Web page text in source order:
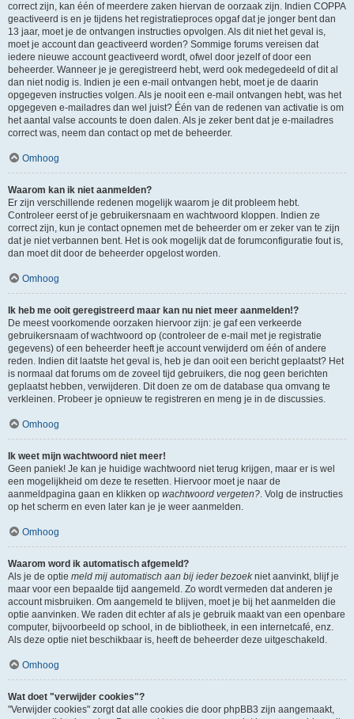
correct zijn, kan één of meerdere zaken hiervan de oorzaak zijn. Indien COPPA
geactiveerd is en je tijdens het registratieproces opgaf dat je jonger bent dan
13 jaar, moet je de ontvangen instructies opvolgen. Als dit niet het geval is,
moet je account dan geactiveerd worden? Sommige forums vereisen dat
iedere nieuwe account geactiveerd wordt, ofwel door jezelf of door een
beheerder. Wanneer je je geregistreerd hebt, werd ook medegedeeld of dit al
dan niet nodig is. Indien je een e-mail ontvangen hebt, moet je de daarin
opgegeven instructies volgen. Als je nooit een e-mail ontvangen hebt, was het
opgegeven e-mailadres dan wel juist? Één van de redenen van activatie is om
het aantal valse accounts te doen dalen. Als je zeker bent dat je e-mailadres
correct was, neem dan contact op met de beheerder.
Omhoog
Waarom kan ik niet aanmelden?
Er zijn verschillende redenen mogelijk waarom je dit probleem hebt.
Controleer eerst of je gebruikersnaam en wachtwoord kloppen. Indien ze
correct zijn, kun je contact opnemen met de beheerder om er zeker van te zijn
dat je niet verbannen bent. Het is ook mogelijk dat de forumconfiguratie fout is,
dan moet dit door de beheerder opgelost worden.
Omhoog
Ik heb me ooit geregistreerd maar kan nu niet meer aanmelden!?
De meest voorkomende oorzaken hiervoor zijn: je gaf een verkeerde
gebruikersnaam of wachtwoord op (controleer de e-mail met je registratie
gegevens) of een beheerder heeft je account verwijderd om één of andere
reden. Indien dit laatste het geval is, heb je dan ooit een bericht geplaatst? Het
is normaal dat forums om de zoveel tijd gebruikers, die nog geen berichten
geplaatst hebben, verwijderen. Dit doen ze om de database qua omvang te
verkleinen. Probeer je opnieuw te registreren en meng je in de discussies.
Omhoog
Ik weet mijn wachtwoord niet meer!
Geen paniek! Je kan je huidige wachtwoord niet terug krijgen, maar er is wel
een mogelijkheid om deze te resetten. Hiervoor moet je naar de
aanmeldpagina gaan en klikken op wachtwoord vergeten?. Volg de instructies
op het scherm en even later kan je je weer aanmelden.
Omhoog
Waarom word ik automatisch afgemeld?
Als je de optie meld mij automatisch aan bij ieder bezoekniet aanvinkt, blijf je
maar voor een bepaalde tijd aangemeld. Zo wordt vermeden dat anderen je
account misbruiken. Om aangemeld te blijven, moet je bij het aanmelden die
optie aanvinken. We raden dit echter af als je gebruik maakt van een openbare
computer, bijvoorbeeld op school, in de bibliotheek, in een internetcafé, enz.
Als deze optie niet beschikbaar is, heeft de beheerder deze uitgeschakeld.
Omhoog
Wat doet "verwijder cookies"?
"Verwijder cookies" zorgt dat alle cookies die door phpBB3 zijn aangemaakt,